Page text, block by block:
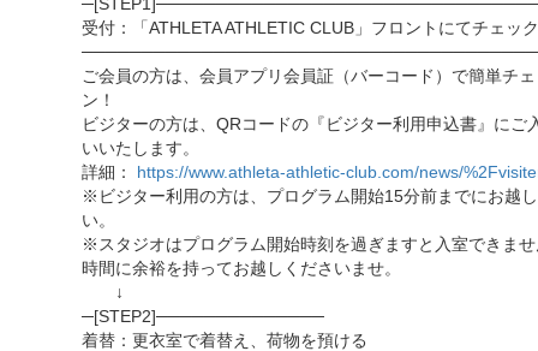
受付：「ATHLETA ATHLETIC CLUB」フロントにてチェッ
ご会員の方は、会員アプリ会員証（バーコード）で簡単チ
ン！
ビジターの方は、QRコードの『ビジター利用申込書』にご
いいたします。
詳細： https://www.athleta-athletic-club.com/news/
※ビジター利用の方は、プログラム開始15分前までにお越
い。
※スタジオはプログラム開始時刻を過ぎますと入室できま
時間に余裕を持ってお越しくださいませ。
↓
─[STEP2]──────────────
着替：更衣室で着替え、荷物を預ける